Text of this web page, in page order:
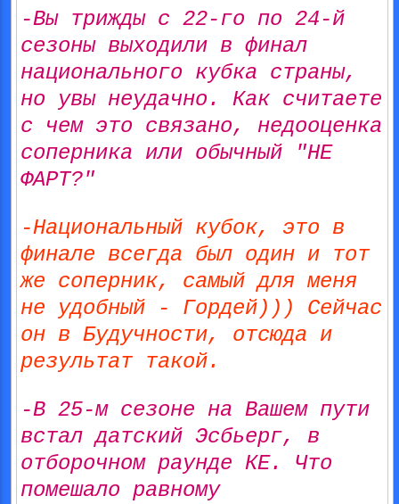
-Вы трижды с 22-го по 24-й
сезоны выходили в финал
национального кубка страны,
но увы неудачно. Как считаете
с чем это связано, недооценка
соперника или обычный "НЕ
ФАРТ?"
-Национальный кубок, это в
финале всегда был один и тот
же соперник, самый для меня
не удобный - Гордей))) Сейчас
он в Будучности, отсюда и
результат такой.
-В 25-м сезоне на Вашем пути
встал датский Эсбьерг, в
отборочном раунде КЕ. Что
помешало равному